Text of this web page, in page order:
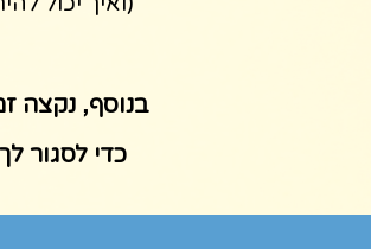
בנוסף, נקצה
כדי לסגור